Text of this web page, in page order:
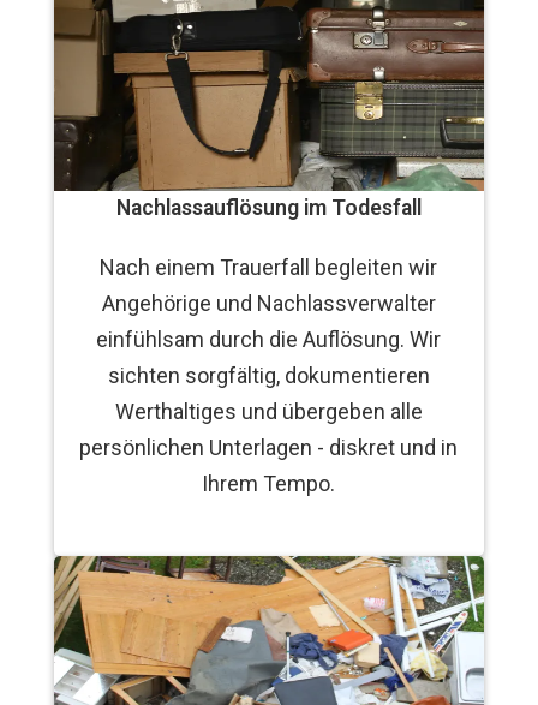
Nachlassauflösung im Todesfall
Nach einem Trauerfall begleiten wir
Angehörige und Nachlassverwalter
einfühlsam durch die Auflösung. Wir
sichten sorgfältig, dokumentieren
Werthaltiges und übergeben alle
persönlichen Unterlagen - diskret und in
Ihrem Tempo.